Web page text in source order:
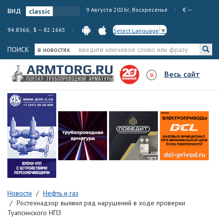
вид 9 Августа 2026г, Воскресенье € —
94.8366, $ — 82.1665 Select Language ▼
ПОИСК в новостях
Весь сайт
Новости
Нефть и газ
Ростехнадзор выявил ряд нарушений в ходе проверки
Туапсинского НПЗ